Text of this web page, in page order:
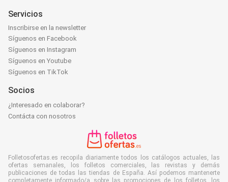
Servicios
Inscribirse en la newsletter
Síguenos en Facebook
Síguenos en Instagram
Síguenos en Youtube
Síguenos en TikTok
Socios
¿Interesado en colaborar?
Contácta con nosotros
Folletosofertas.es recopila diariamente todos los catálogos actuales, las
ofertas semanales, los folletos comerciales, las revistas y demás
publicaciones de todas las tiendas de España. Así podemos mantenerte
completamente informado/a sobre las promociones de los folletos, los